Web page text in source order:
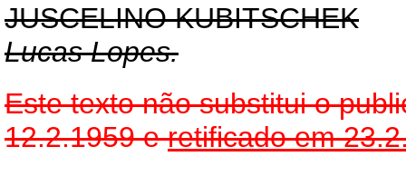
JUSCELINO KUBITSCHEK
Lucas Lopes.
Este texto não substitui o
12.2.1959 eretificado em